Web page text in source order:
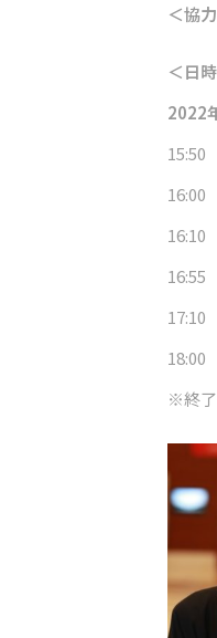
＜協
＜日
2022
15:50
16:00
16:10
16:55
18:00
※終了